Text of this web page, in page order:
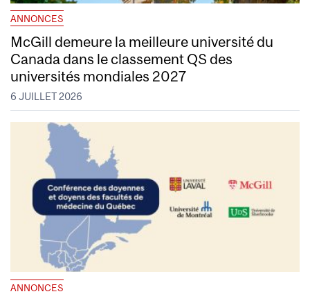
ANNONCES
McGill demeure la meilleure université du
Canada dans le classement QS des
universités mondiales 2027
6 JUILLET 2026
ANNONCES